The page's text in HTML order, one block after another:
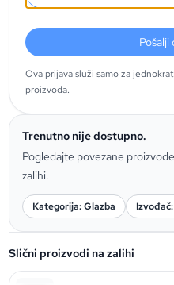
Pošalji
Ova prijava služi samo za
proizvoda.
Trenutno nije dostupno.
Pogledajte povezane
zalihi.
Kategorija: Glazba
Slični proizvodi na zalihi